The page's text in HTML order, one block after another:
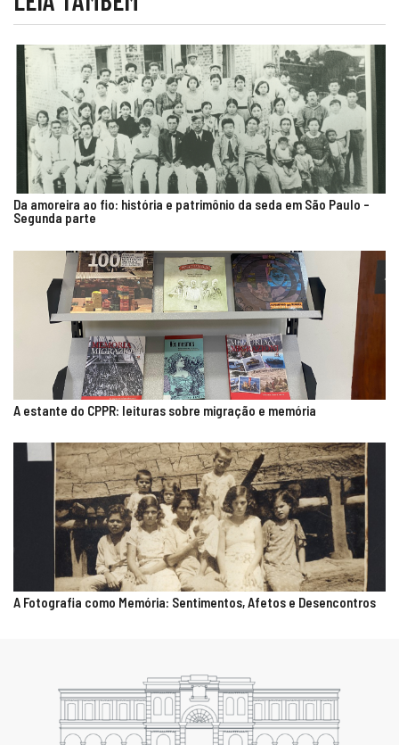
Da amoreira ao fio: história e patrimônio da seda em São Paulo –
Segunda parte
A estante do CPPR: leituras sobre migração e memória
A Fotografia como Memória: Sentimentos, Afetos e Desencontros